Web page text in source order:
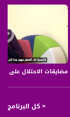
مضايقات الاحتلال على
والسياسي،لويزا
< كل البرنامج